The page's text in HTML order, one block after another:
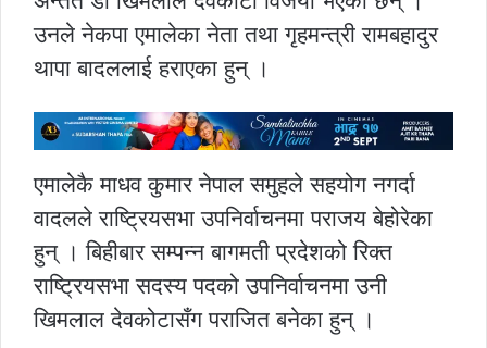
उनले नेकपा एमालेका नेता तथा गृहमन्त्री रामबहादुर
थापा बादललाई हराएका हुन् ।
एमालेकै माधव कुमार नेपाल समुहले सहयोग नगर्दा
वादलले राष्ट्रियसभा उपनिर्वाचनमा पराजय बेहोरेका
हुन् । बिहीबार सम्पन्न बागमती प्रदेशको रिक्त
राष्ट्रियसभा सदस्य पदको उपनिर्वाचनमा उनी
खिमलाल देवकोटासँग पराजित बनेका हुन् ।